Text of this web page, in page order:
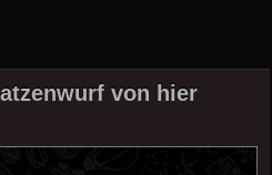
von hier